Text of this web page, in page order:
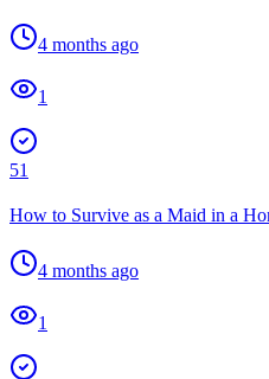
4 months ago
1
51
How to Survive as a Maid in a
4 months ago
1